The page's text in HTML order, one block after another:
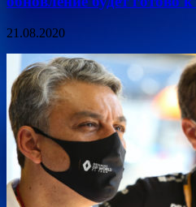
21.08.2020